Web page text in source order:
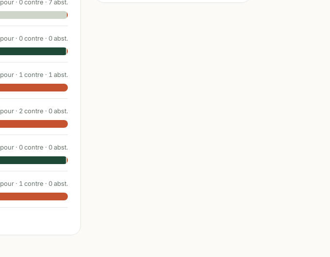
pour · 0contre · 7abst.
pour · 0contre · 0abst.
pour · 1 contre · 1 abst.
pour · 2 contre · 0abst.
pour · 0contre · 0abst.
pour · 1 contre · 0abst.